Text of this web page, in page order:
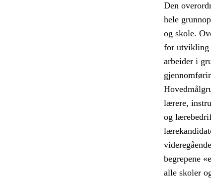
Den
hele
og skole.
for utvikling
arbeider i
lærere,
og
begrepene
alle skoler